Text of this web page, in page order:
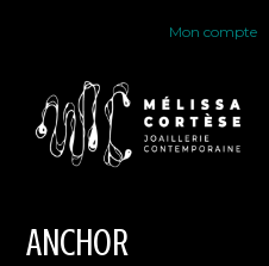
Mon compte
ANCHOR